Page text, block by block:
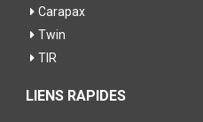
Carapax
Twin
TIR
LIENS RAPIDES